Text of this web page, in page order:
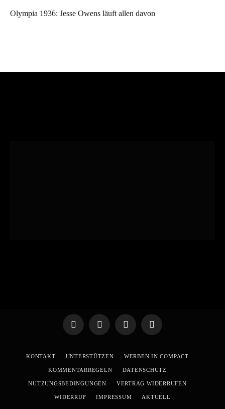
Olympia 1936: Jesse Owens läuft allen davon
TelegramWhatsApp
X
YouTube
KONTAKT UNTERSTÜTZEN WERBEN IN COMPACT
KOMMENTARREGELN DATENSCHUTZ
NUTZUNGSBEDINGUNGEN VERTRAG WIDERRUFEN
WIDERRUF IMPRESSUM AKTUELL